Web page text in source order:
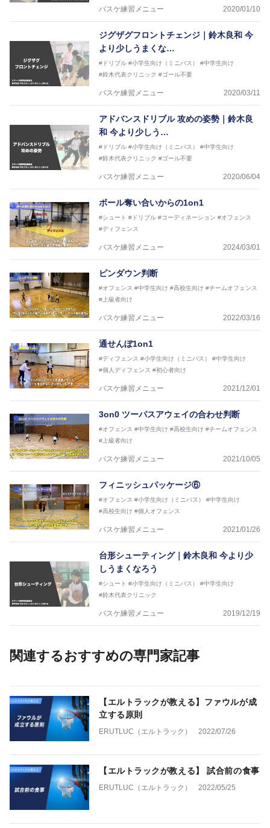
バスケ練習メニュー 2020/01/10
ジグザグフロントチェンジ｜鈴木良和 今
より少しうまくな…
#ドリブル #小学生向け（ミニバス）
#中学生向け
#鈴木代表クリニック #ゴール不要
バスケ練習メニュー 2020/03/11
アドバンスドリブル 攻めの姿勢｜鈴木良
和 今より少しう…
#ドリブル #小学生向け（ミニバス）
#中学生向け
#鈴木代表クリニック #ゴール不要
バスケ練習メニュー 2020/06/04
ボール奪い合いからの1on1
#シュート #ドリブル #コーディネーション #オフェンス
#ディフェンス
バスケ練習メニュー 2024/03/01
ピンダウン判断
#オフェンス #中学生向け #高校生向け #チームオフェンス
#上級者向け
バスケ練習メニュー 2022/03/16
通せんぼ1on1
#ディフェンス #小学生向け（ミニバス）
#中学生向け
#個人ディフェンス #初心者向け
バスケ練習メニュー 2021/12/01
3on0 ツーパスアウェイの合わせ判断
#オフェンス #中学生向け #高校生向け #チームオフェンス
#上級者向け
バスケ練習メニュー 2021/10/05
フィニッシュパッケージ⑥
#オフェンス #小学生向け（ミニバス）
#中学生向け
#高校生向け #個人オフェンス
バスケ練習メニュー 2021/01/26
台形シューティング｜鈴木良和 今より少
しうまくなろう
#シュート #小学生向け（ミニバス）
#中学生向け
#鈴木代表クリニック
バスケ練習メニュー 2019/12/19
関連するおすすめの専門家記事
【エルトラックが教える】ファウルが成
立する原則
ERUTLUC（エルトラック） 2022/07/26
【エルトラックが教える】 試合前の食事
ERUTLUC（エルトラック） 2022/05/25